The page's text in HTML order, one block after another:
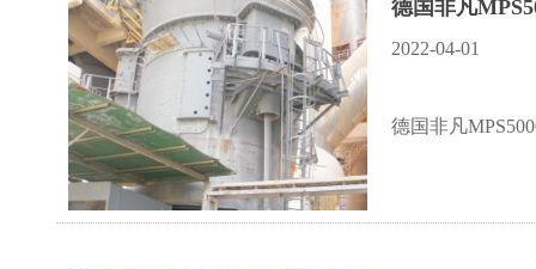
德国非凡
2022-04-01
德国非凡